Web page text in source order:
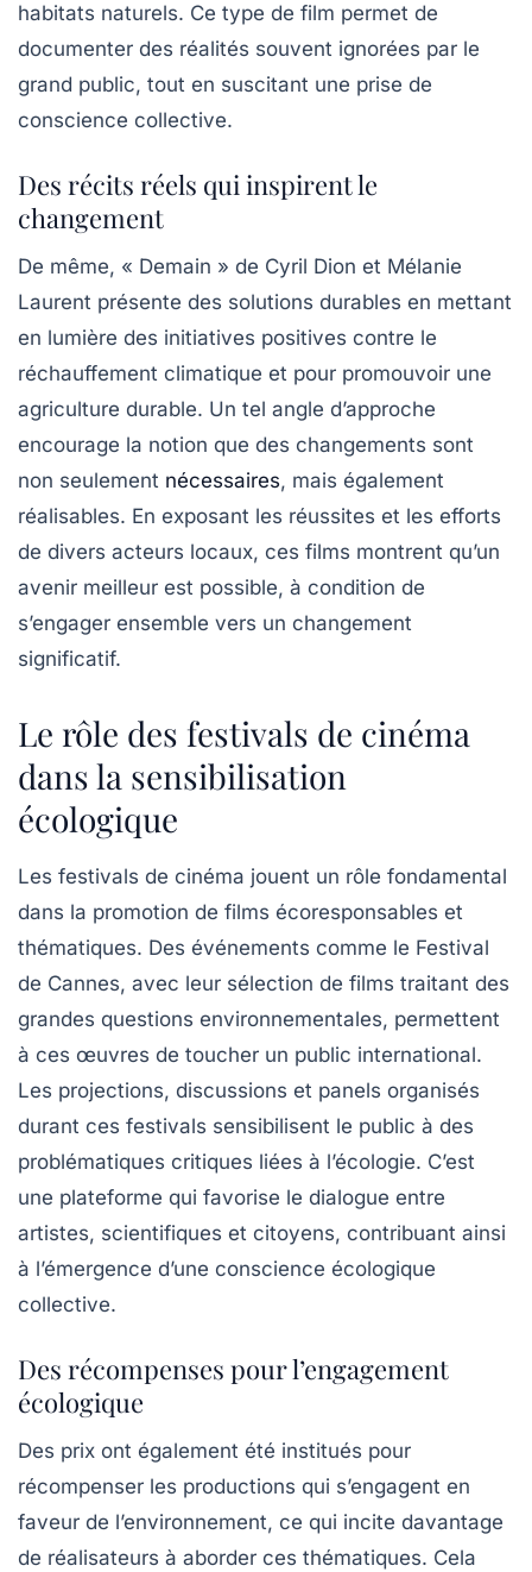
habitats naturels. Ce type de film permet de
documenter des réalités souvent ignorées par le
grand public, tout en suscitant une prise de
conscience collective.
Des récits réels qui inspirent le
changement
De même, « Demain » de Cyril Dion et Mélanie
Laurent présente des solutions durables en mettant
en lumière des initiatives positives contre le
réchauffement climatique et pour promouvoir une
agriculture durable. Un tel angle d’approche
encourage la notion que des changements sont
non seulement nécessaires, mais également
réalisables. En exposant les réussites et les efforts
de divers acteurs locaux, ces films montrent qu’un
avenir meilleur est possible, à condition de
s’engager ensemble vers un changement
significatif.
Le rôle des festivals de cinéma
dans la sensibilisation
écologique
Les festivals de cinéma jouent un rôle fondamental
dans la promotion de films écoresponsables et
thématiques. Des événements comme le Festival
de Cannes, avec leur sélection de films traitant des
grandes questions environnementales, permettent
à ces œuvres de toucher un public international.
Les projections, discussions et panels organisés
durant ces festivals sensibilisent le public à des
problématiques critiques liées à l’écologie. C’est
une plateforme qui favorise le dialogue entre
artistes, scientifiques et citoyens, contribuant ainsi
à l’émergence d’une conscience écologique
collective.
Des récompenses pour l’engagement
écologique
Des prix ont également été institués pour
récompenser les productions qui s’engagent en
faveur de l’environnement, ce qui incite davantage
de réalisateurs à aborder ces thématiques. Cela